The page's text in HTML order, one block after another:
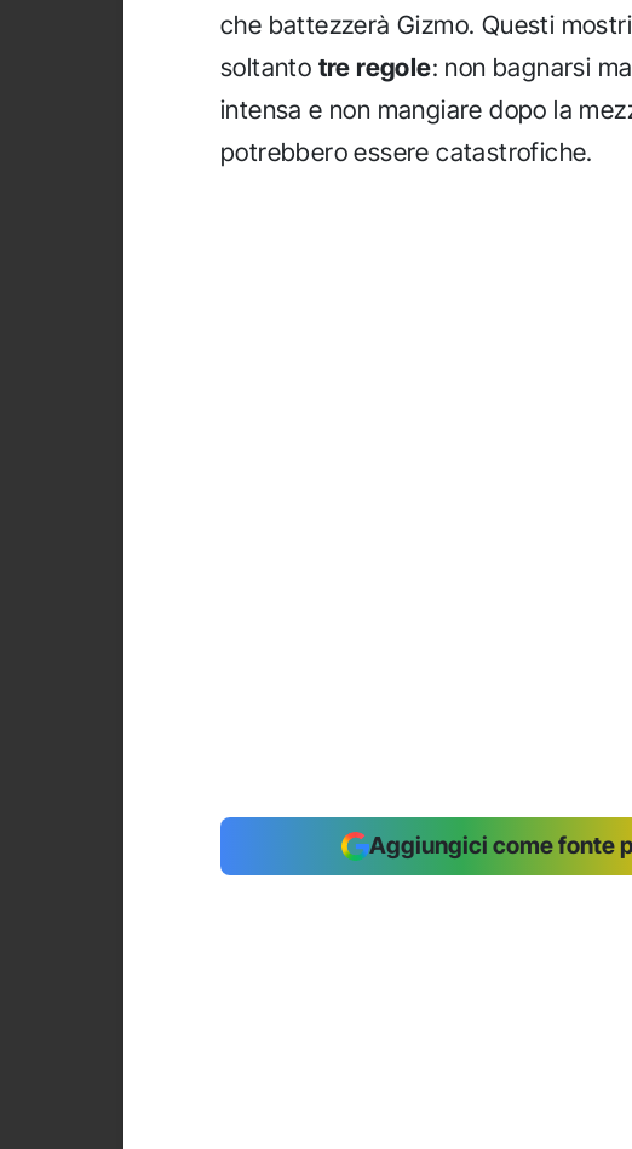
che battezzerà Gizmo. Questi
soltanto tre regole: non bagnarsi
intensa e non mangiare dopo la
potrebbero essere catastrofiche.
Aggiungici come fonte